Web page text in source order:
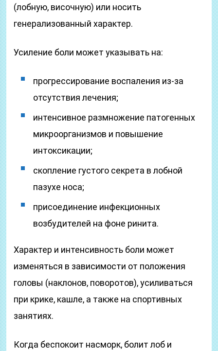
(лобную, височную) или носить
генерализованный характер.
Усиление боли может указывать на:
прогрессирование воспаления из-за
отсутствия лечения;
интенсивное размножение патогенных
микроорганизмов и повышение
интоксикации;
скопление густого секрета в лобной
пазухе носа;
присоединение инфекционных
возбудителей на фоне ринита.
Характер и интенсивность боли может
изменяться в зависимости от положения
головы (наклонов, поворотов), усиливаться
при крике, кашле, а также на спортивных
занятиях.
Когда беспокоит насморк, болит лоб и